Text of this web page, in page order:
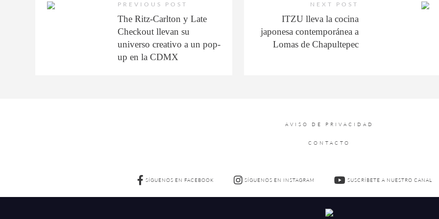
PREVIOUS POST
The Ritz-Carlton y Late
Checkout llevan su
universo creativo a un pop-
up en la CDMX
NEXT POST
ITZU lleva la cocina
japonesa contemporánea a
Lomas de Chapultepec
AVISO DE PRIVACIDAD
CONTACTO
SÍGUENOS EN FACEBOOK SÍGUENOS EN INSTAGRAM SUSCRÍBETE A NUESTRO CANAL